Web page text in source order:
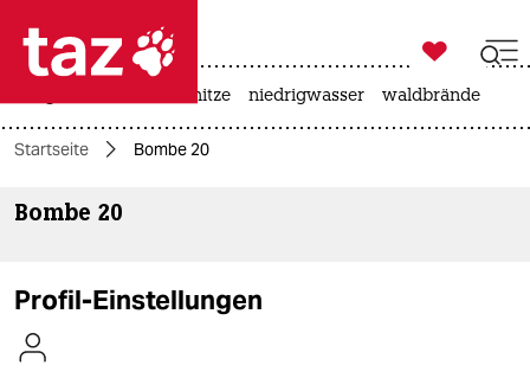
 taz zahl ich
taz zahl ich
themen

taz zahl ich
hitze niedrigwasser waldbrände
Startseite Bombe 20
Bombe 20
Profil-Einstellungen